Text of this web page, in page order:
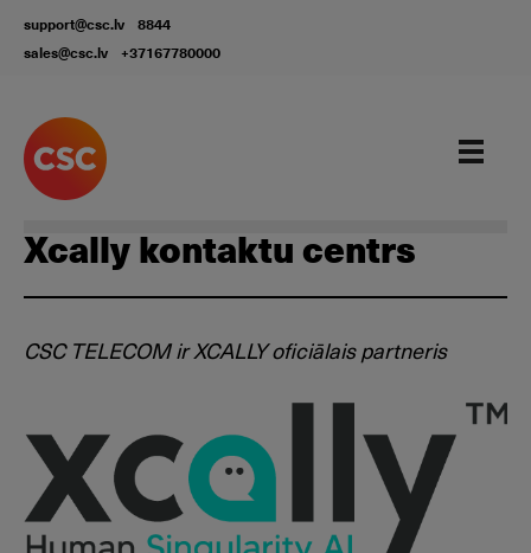
support@csc.lv
8844
sales@csc.lv
+37167780000
Our services
Xcally kontaktu centrs
CSC TELECOM ir XCALLY oficiālais partneris